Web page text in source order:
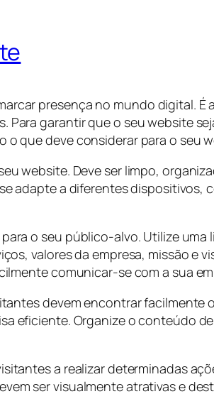
presença no mundo digital.
garantir que o seu website
o que deve considerar para o seu
website. Deve ser limpo,
adapte a diferentes
o seu público-alvo. Utilize
valores da empresa, missão e
comunicar-se com a sua
devem encontrar facilmente
eficiente. Organize o conteúdo
a realizar determinadas
ser visualmente atrativas e